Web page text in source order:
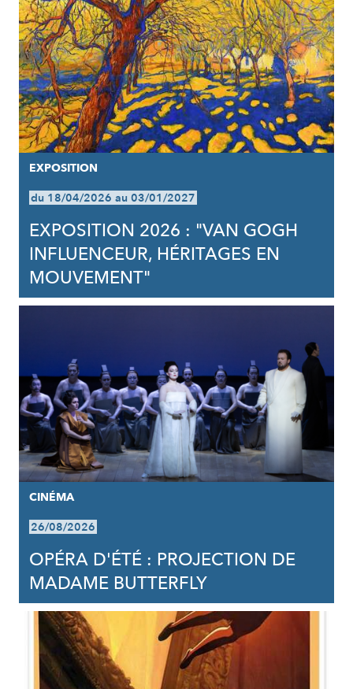
EXPOSITION
du 18/04/2026 au 03/01/2027
EXPOSITION 2026 : "VAN GOGH
INFLUENCEUR, HÉRITAGES EN
MOUVEMENT"
CINÉMA
26/08/2026
OPÉRA D'ÉTÉ : PROJECTION DE
MADAME BUTTERFLY